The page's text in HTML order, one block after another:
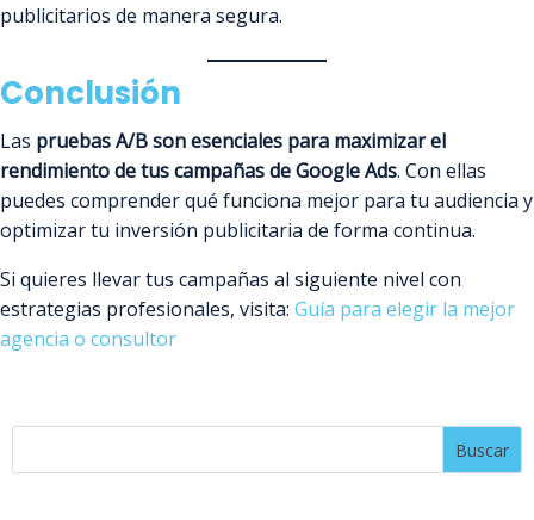
publicitarios de manera segura.
Conclusión
Las pruebas A/B son esenciales para maximizar el
rendimiento de tus campañas de Google Ads. Con ellas
puedes comprender qué funciona mejor para tu audiencia y
optimizar tu inversión publicitaria de forma continua.
Si quieres llevar tus campañas al siguiente nivel con
estrategias profesionales, visita: Guía para elegir la mejor
agencia o consultor
Buscar